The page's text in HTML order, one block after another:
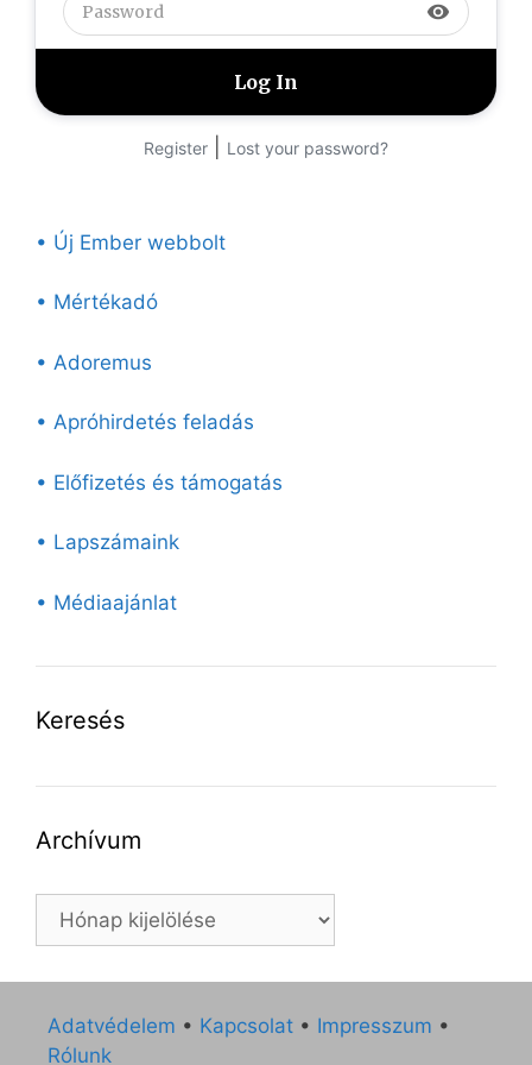
visibility
Register Lost your password?
• Új Ember webbolt
• Mértékadó
• Adoremus
• Apróhirdetés feladás
• Előfizetés és támogatás
• Lapszámaink
• Médiaajánlat
Keresés
Archívum
Archívum
Adatvédelem • Kapcsolat • Impresszum •
Rólunk